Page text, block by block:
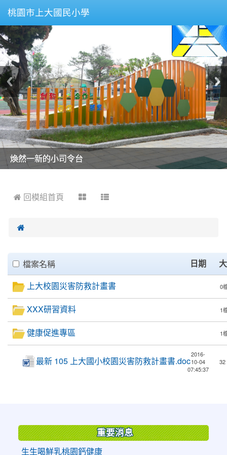
桃園市上大國民小學
美麗的操場是我們活力的來源
美麗的操場是我們活力的來源
煥然一新的小司令台
煥然一新的小司令台
富含桃園埤塘田園風光意象的中廊
富含桃園埤塘田園風光意象的中廊
嶄新的中庭廣場
嶄新的中庭廣場
水生池生生不息
水生池生生不息
 回模組首頁  

Files
List
clickAll
檔案名稱 日期
上大校園災害防救計畫書 0
XXX研習資料 1
健康促進專區 1
最新 105 上大國小校園災害防救計畫書.doc
2016-
10-04
07:45:37
32
重要消息
生生喝鮮乳桃園鈣健康